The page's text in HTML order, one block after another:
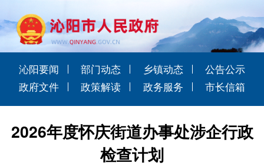
沁阳要闻 部门动态 乡镇动态
公告公示
政府文件
政策解读 政务服务 市长信箱
2026年度怀庆街道办事处涉企行政
检查计划